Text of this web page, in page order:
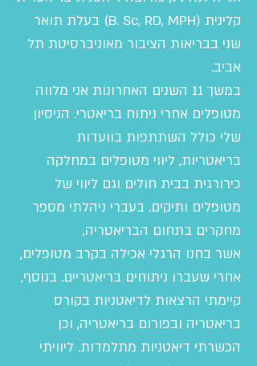
קלינית (B. Sc, RD, MPH) בעלת תואר
שני בבריאות הציבור מאוניברסיטת תל
אביב.
במשך 11 השנים האחרונות אני מלווה
מטופלים אחרי ניתוח בריאטרי. הניסיון
שלי כולל השתתפות בוועדות
בריאטריות, ליווי מטופלים במחלקה
כירורגית בבית חולים וגם ליווי של
מטופלים ותיקים. בעברי ניהלתי מספר
מחקרים בתחום הבריאטריה,
אשר בחנו הרגלי אכילה בקרב מטופלים,
אחרי שעברו ניתוחים בריאטריים. בנוסף,
קיימתי הרצאות לדיאטניות בקורס
בריאטריה ובפורום בריאטריה, וכן
הכשרתי דיאטניות מתלמדות. ליוויתי